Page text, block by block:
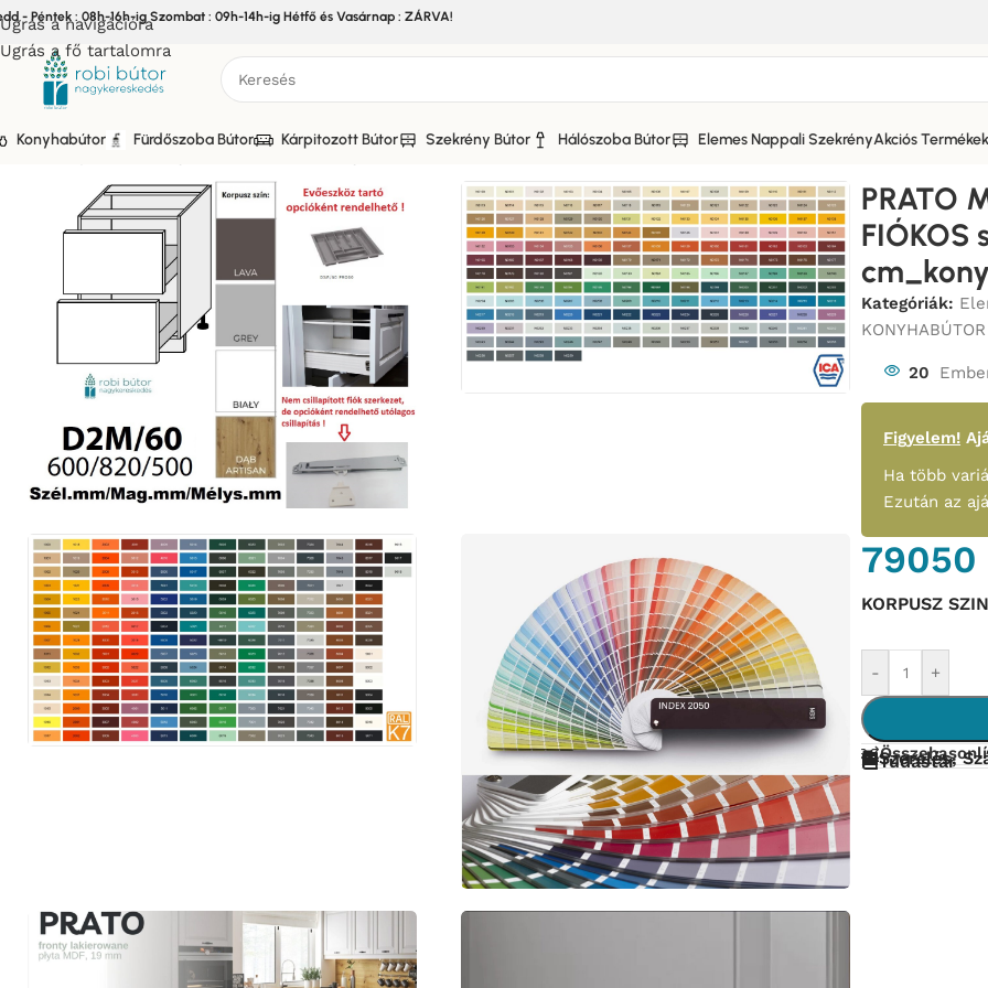
Ugrás a navigációra
Ugrás a fő tartalomra
- Péntek : 08h-16h-ig Szombat : 09h-14h-ig Hétfő és Vasárnap : ZÁRVA!
Konyhabútor Fürdőszoba Bútor Kárpitozott Bútor Szekrény Bútor Hálószoba Bútor Elemes Nappali SzekrényAkciós Termékek
Kezdőlap Elemes Konyhabútor PRATO KONYHABÚTOR MATT FRONTOKKAL / PRATO MATT (D2M
PRATO
FIÓKOS
Kategóriák:
20
Figyelem!
Ha több
Ezután az
79050
KORPUSZ
- +
Szerelés,
Tudástár